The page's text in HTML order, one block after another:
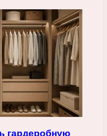
гардеробную